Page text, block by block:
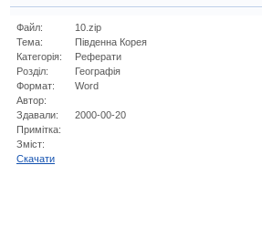
Файл:
10.zip
Тема:
Південна Корея
Категорія:
Реферати
Розділ:
Географiя
Формат:
Word
Автор:
Здавали:
2000-00-20
Примітка:
Зміст:
Cкачати